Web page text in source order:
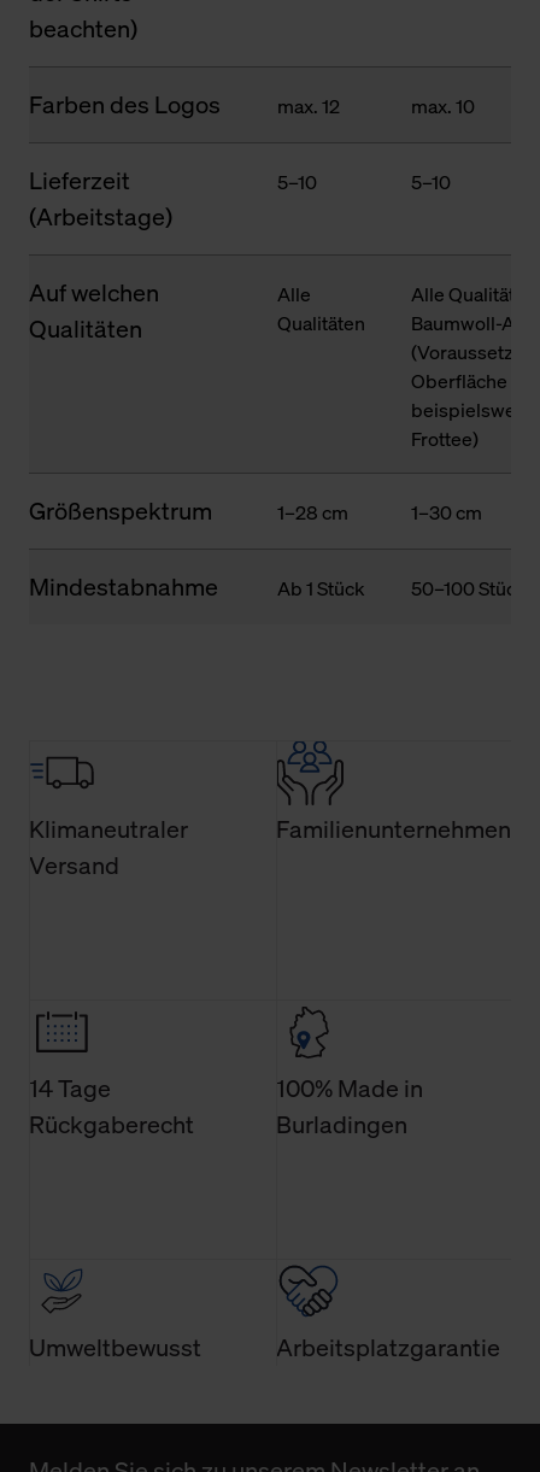
beachten)
Farben des Logos max. 12 max. 10
Lieferzeit
(Arbeitstage)
5–10 5–10
Auf welchen
Qualitäten
Alle
Qualitäten
Alle
Baumwoll-
Oberfläche
Frottee)
Größenspektrum 1–28 cm 1–30 cm
Mindestabnahme Ab 1 Stück 50–100 Stück
Klimaneutraler
Versand
Familienunternehmen
14 Tage
Rückgaberecht
100% Made in
Burladingen
Umweltbewusst Arbeitsplatzgarantie